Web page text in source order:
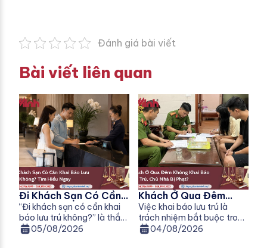
Đánh giá bài viết
Bài viết liên quan
Đi Khách Sạn Có Cần
Khai Báo Lưu Trú
Không?
“Đi khách sạn có cần khai
báo lưu trú không?” là thắc
mắc của nhiều người khi đi
05/08/2026
Khách Ở Qua Đêm
Không Khai Báo Lưu
Trú, Chủ Nhà Bị Phạt
Không?
Việc khai báo lưu trú là
trách nhiệm bắt buộc trong
nhiều trường hợp theo quy
04/08/2026